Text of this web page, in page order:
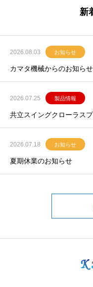
新
2026.08.03 お知らせ
カマタ機械からのお知ら
2026.07.25 製品情報
共立スイングクローラス
2026.07.18 お知らせ
夏期休業のお知らせ